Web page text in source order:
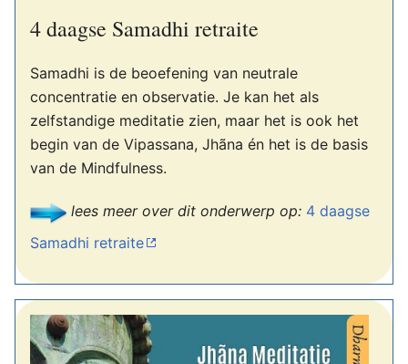
4 daagse Samadhi retraite
Samadhi is de beoefening van neutrale
concentratie en observatie. Je kan het als
zelfstandige meditatie zien, maar het is ook het
begin van de Vipassana, Jhãna én het is de basis
van de Mindfulness.
lees meer over dit onderwerp op: 4 daagse
Samadhi retraite